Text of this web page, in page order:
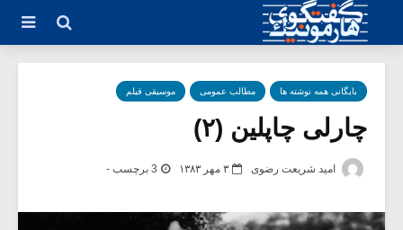
بایگانی همه نوشته ها مطالب عمومی موسیقی فیلم
چارلی چاپلین (۲)
امید شریعت رضوی ۳ مهر ۱۳۸۳ 3 برچسب -